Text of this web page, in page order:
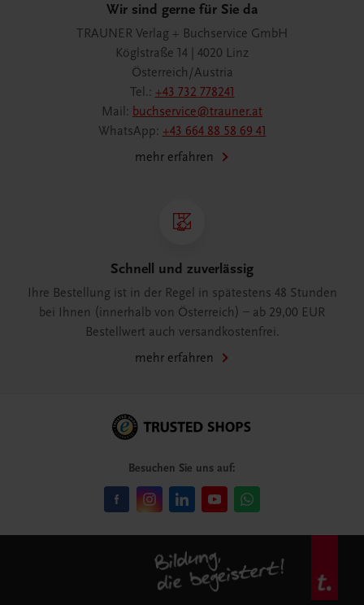
Wir sind gerne für Sie da
TRAUNER Verlag + Buchservice GmbH
Köglstraße 14 | 4020 Linz
Österreich/Austria
Tel.: +43 732 778241
Mail: buchservice@trauner.at
WhatsApp: +43 664 88 58 69 41
mehr erfahren
Schnell und zuverlässig
Ihre Bestellung ist in der Regel in spätestens 48 Stunden
bei Ihnen (innerhalb von Österreich) – ab 29,00 EUR
Bestellwert auch versandkostenfrei.
mehr erfahren
Besuchen Sie uns auf: